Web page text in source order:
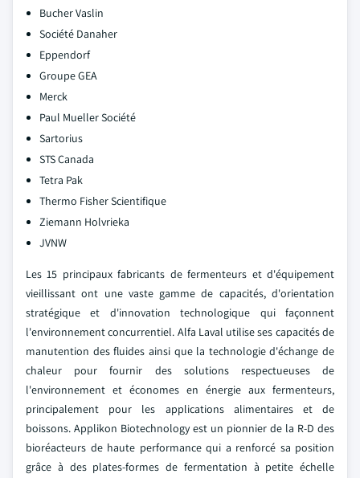
Bucher Vaslin
Société Danaher
Eppendorf
Groupe GEA
Merck
Paul Mueller Société
Sartorius
STS Canada
Tetra Pak
Thermo Fisher Scientifique
Ziemann Holvrieka
JVNW
Les 15 principaux fabricants de fermenteurs et d'équipement
vieillissant ont une vaste gamme de capacités, d'orientation
stratégique et d'innovation technologique qui façonnent
l'environnement concurrentiel. Alfa Laval utilise ses capacités de
manutention des fluides ainsi que la technologie d'échange de
chaleur pour fournir des solutions respectueuses de
l'environnement et économes en énergie aux fermenteurs,
principalement pour les applications alimentaires et de
boissons. Applikon Biotechnology est un pionnier de la R-D des
bioréacteurs de haute performance qui a renforcé sa position
grâce à des plates-formes de fermentation à petite échelle